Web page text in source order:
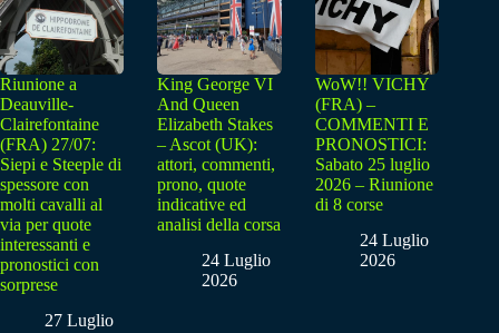
Riunione a
Deauville-
Clairefontaine
(FRA) 27/07:
Siepi e Steeple di
spessore con
molti cavalli al
via per quote
interessanti e
pronostici con
sorprese
27 Luglio
King George VI
And Queen
Elizabeth Stakes
– Ascot (UK):
attori, commenti,
prono, quote
indicative ed
analisi della corsa
24 Luglio
2026
WoW!! VICHY
(FRA) –
COMMENTI E
PRONOSTICI:
Sabato 25 luglio
2026 – Riunione
di 8 corse
24 Luglio
2026